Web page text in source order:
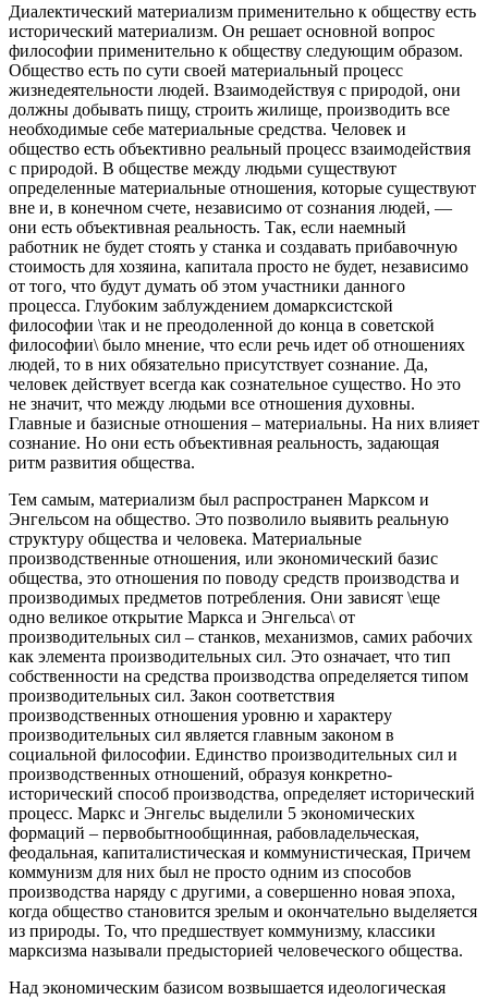
Диалектический материализм применительно к обществу есть
исторический материализм. Он решает основной вопрос
философии применительно к обществу следующим образом.
Общество есть по сути своей материальный процесс
жизнедеятельности людей. Взаимодействуя с природой, они
должны добывать пищу, строить жилище, производить все
необходимые себе материальные средства. Человек и
общество есть объективно реальный процесс взаимодействия
с природой. В обществе между людьми существуют
определенные материальные отношения, которые существуют
вне и, в конечном счете, независимо от сознания людей, —
они есть объективная реальность. Так, если наемный
работник не будет стоять у станка и создавать прибавочную
стоимость для хозяина, капитала просто не будет, независимо
от того, что будут думать об этом участники данного
процесса. Глубоким заблуждением домарксистской
философии \так и не преодоленной до конца в советской
философии\ было мнение, что если речь идет об отношениях
людей, то в них обязательно присутствует сознание. Да,
человек действует всегда как сознательное существо. Но это
не значит, что между людьми все отношения духовны.
Главные и базисные отношения – материальны. На них влияет
сознание. Но они есть объективная реальность, задающая
ритм развития общества.
Тем самым, материализм был распространен Марксом и
Энгельсом на общество. Это позволило выявить реальную
структуру общества и человека. Материальные
производственные отношения, или экономический базис
общества, это отношения по поводу средств производства и
производимых предметов потребления. Они зависят \еще
одно великое открытие Маркса и Энгельса\ от
производительных сил – станков, механизмов, самих рабочих
как элемента производительных сил. Это означает, что тип
собственности на средства производства определяется типом
производительных сил. Закон соответствия
производственных отношения уровню и характеру
производительных сил является главным законом в
социальной философии. Единство производительных сил и
производственных отношений, образуя конкретно-
исторический способ производства, определяет исторический
процесс. Маркс и Энгельс выделили 5 экономических
формаций – первобытнообщинная, рабовладельческая,
феодальная, капиталистическая и коммунистическая, Причем
коммунизм для них был не просто одним из способов
производства наряду с другими, а совершенно новая эпоха,
когда общество становится зрелым и окончательно выделяется
из природы. То, что предшествует коммунизму, классики
марксизма называли предысторией человеческого общества.
Над экономическим базисом возвышается идеологическая